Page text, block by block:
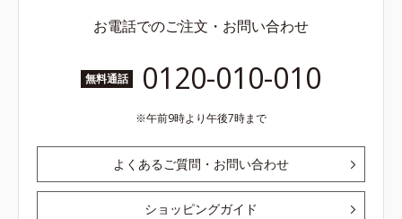
お電話でのご注文・お問い合わせ
無料通話 0120-010-010
午前9時より午後7時まで
よくあるご質問・お問い合わせ
ショッピングガイド